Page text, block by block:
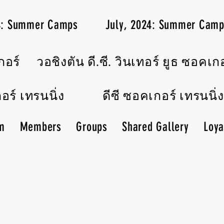
Summer Camps July, 2024: Summer
อร์ วอชิงตัน ดี.ซี. วินเทอร์ ยูธ ซอคเก
ร์ เทรนนิ่ง ดีซี ซอคเกอร์ เทรนนิ่ง
Members Groups Shared Gallery